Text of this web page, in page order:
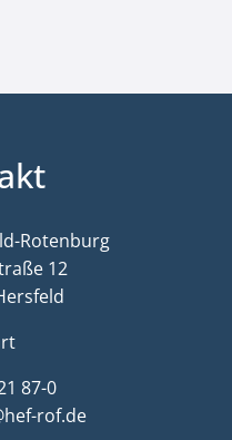
Rotenburg
12
87-0
rof.de